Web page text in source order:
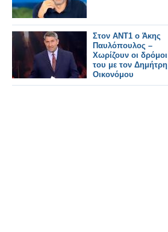
Στον ΑΝΤ1 ο Άκης
Παυλόπουλος –
Χωρίζουν οι δρόμοι
του με τον Δημήτρη
Οικονόμου